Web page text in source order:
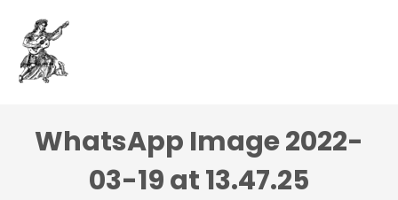
WhatsApp Image 2022-
03-19 at 13.47.25